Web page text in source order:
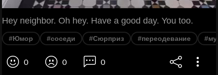
Hey neighbor. Oh hey. Have a good day. You too.
#Юмор #соседи #Сюрприз #переодевание
0 0 0